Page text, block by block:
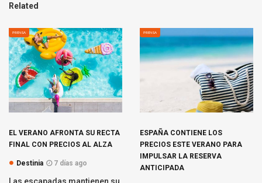
Related
PRENSA
EL VERANO AFRONTA SU RECTA
FINAL CON PRECIOS AL ALZA
Destinia 7 días ago
PRENSA
ESPAÑA CONTIENE LOS
PRECIOS ESTE VERANO PARA
IMPULSAR LA RESERVA
ANTICIPADA